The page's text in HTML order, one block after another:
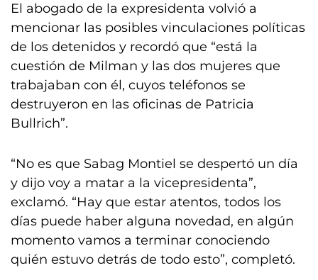
El abogado de la expresidenta volvió a
mencionar las posibles vinculaciones políticas
de los detenidos y recordó que “está la
cuestión de Milman y las dos mujeres que
trabajaban con él, cuyos teléfonos se
destruyeron en las oficinas de Patricia
Bullrich”.
“No es que Sabag Montiel se despertó un día
y dijo voy a matar a la vicepresidenta”,
exclamó. “Hay que estar atentos, todos los
días puede haber alguna novedad, en algún
momento vamos a terminar conociendo
quién estuvo detrás de todo esto”, completó.